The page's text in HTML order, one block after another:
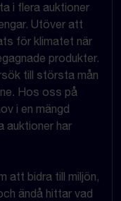
i flera auktioner
Utöver att
för klimatet när
produkter.
till största mån
Hos oss på
i en mängd
auktioner har
att bidra till miljön,
ändå hittar vad